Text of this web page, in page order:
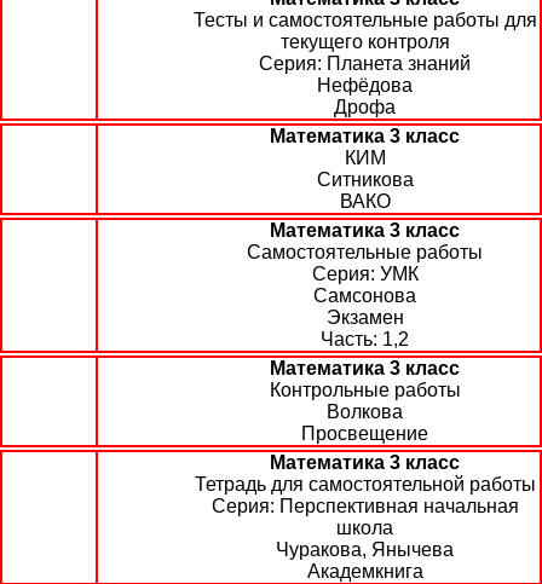
Тесты и самостоятельные работы для
текущего контроля
Планета знаний
Нефёдова
Дрофа
Математика 3 класс
КИМ
Ситникова
ВАКО
Математика 3 класс
Самостоятельные работы
УМК
Самсонова
Экзамен
1,2
Математика 3 класс
Контрольные работы
Волкова
Просвещение
Математика 3 класс
Тетрадь для самостоятельной работы
Перспективная начальная
школа
Чуракова, Янычева
Академкнига